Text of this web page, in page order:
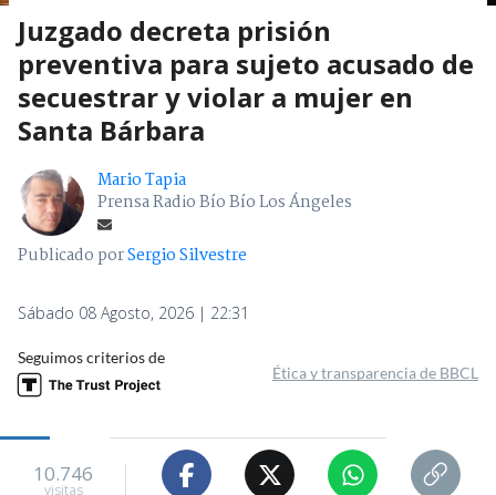
Juzgado decreta prisión
preventiva para sujeto acusado de
secuestrar y violar a mujer en
Santa Bárbara
Mario Tapia
Prensa Radio Bío Bío Los Ángeles
Publicado porSergio Silvestre
Sábado 08 Agosto, 2026 | 22:31
Seguimos criterios de
Ética y transparencia de BBCL
10.746
visitas